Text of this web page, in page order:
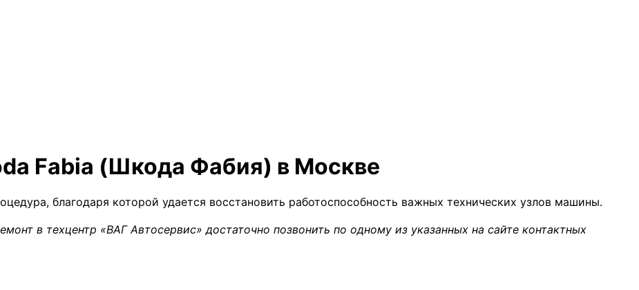
Fabia (Шкода Фабия) в Москве
благодаря которой удается восстановить работоспособность важных технических узлов машины.
в техцентр «ВАГ Автосервис» достаточно позвонить по одному из указанных на сайте контактных